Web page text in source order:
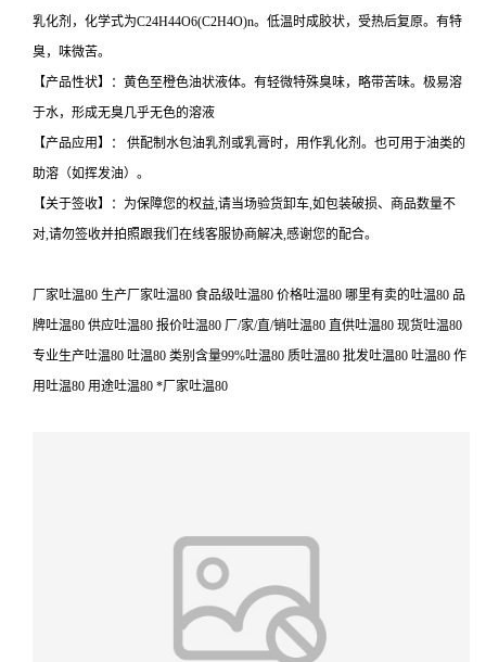
乳化剂，化学式为C24H44O6(C2H4O)n。低温时成胶状，受热后复原。有特
臭，味微苦。
【产品性状】：黄色至橙色油状液体。有轻微特殊臭味，略带苦味。极易溶
于水，形成无臭几乎无色的溶液
【产品应用】： 供配制水包油乳剂或乳膏时，用作乳化剂。也可用于油类的
助溶（如挥发油）。
【关于签收】：为保障您的权益,请当场验货卸车,如包装破损、商品数量不
对,请勿签收并拍照跟我们在线客服协商解决,感谢您的配合。
厂家吐温80 生产厂家吐温80 食品级吐温80 价格吐温80 哪里有卖的吐温80 品
牌吐温80 供应吐温80 报价吐温80 厂/家/直/销吐温80 直供吐温80 现货吐温80
专业生产吐温80 吐温80 类别含量99%吐温80 质吐温80 批发吐温80 吐温80 作
用吐温80 用途吐温80 *厂家吐温80